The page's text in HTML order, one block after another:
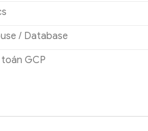
/ Database
GCP